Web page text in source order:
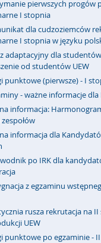
pierwszych progów
I stopnia
dla cudzoziemców
I stopnia w języku
adaptacyjny dla
od studentów UEW
punktowe (pierwsze) - I
- ważne informacje
informacja:
informacja dla
po IRK dla
z egzaminu
rusza rekrutacja na
UEW
punktowe po egzaminie -